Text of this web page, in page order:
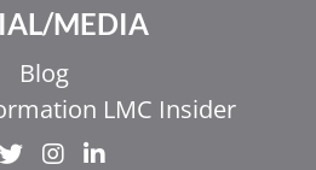
MEDIA
Blog
LMC Insider